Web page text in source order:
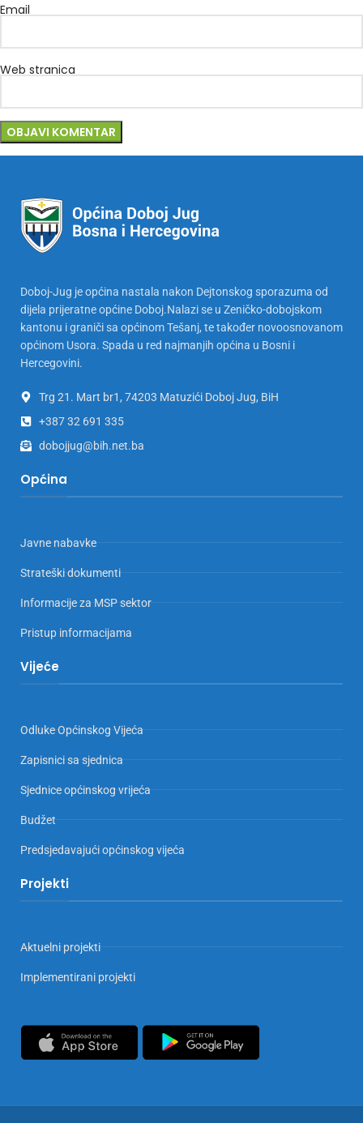
Email
Web stranica
Doboj-Jug je općina nastala nakon Dejtonskog sporazuma od
dijela prijeratne općine Doboj.Nalazi se u Zeničko-dobojskom
kantonu i graniči sa općinom Tešanj, te također novoosnovanom
općinom Usora. Spada u red najmanjih općina u Bosni i
Hercegovini.
Trg 21. Mart br1, 74203 Matuzići Doboj Jug, BiH
+387 32 691 335
dobojjug@bih.net.ba
Općina
Javne nabavke
Strateški dokumenti
Informacije za MSP sektor
Pristup informacijama
Vijeće
Odluke Općinskog Vijeća
Zapisnici sa sjednica
Sjednice općinskog vrijeća
Budžet
Predsjedavajući općinskog vijeća
Projekti
Aktuelni projekti
Implementirani projekti